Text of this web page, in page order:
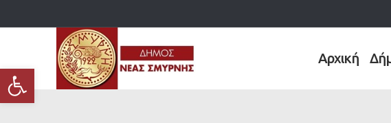
Ανοίξτε τη γραμμή εργαλείων
Αρχική